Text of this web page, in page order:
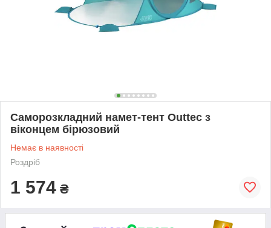
Саморозкладний намет-тент Outtec з
віконцем бірюзовий
Немає в наявності
Роздріб
1 574 ₴